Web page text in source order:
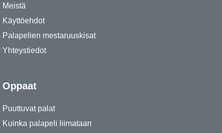
Meistä
Käyttöehdot
Palapelien mestaruuskisat
Yhteystiedot
Oppaat
Puuttuvat palat
Kuinka palapeli liimataan